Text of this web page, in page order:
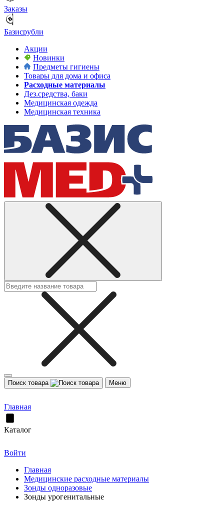
Заказы
Базисрубли
Акции
Новинки
Предметы гигиены
Товары для дома и офиса
Расходные материалы
Дез.средства, баки
Медицинская одежда
Медицинская техника
Поиск товара Меню
Главная
Каталог
Войти
Главная
Медицинские расходные материалы
Зонды одноразовые
Зонды урогенитальные